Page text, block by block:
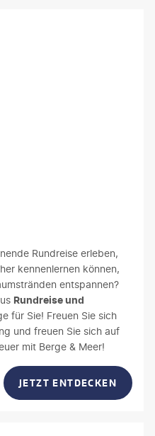
Rundreise erleben,
kennenlernen können,
entspannen?
Rundreise und
für Sie! Freuen Sie sich
und freuen Sie sich auf
mit Berge & Meer!
JETZT ENTDECKEN